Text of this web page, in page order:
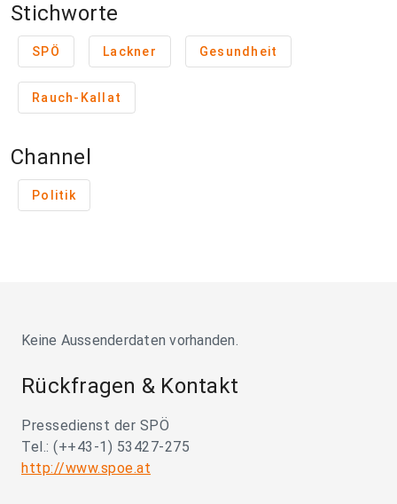
Stichworte
SPÖ Lackner Gesundheit
Rauch-Kallat
Channel
Politik
Keine Aussenderdaten vorhanden.
Rückfragen & Kontakt
Pressedienst der SPÖ
Tel.: (++43-1) 53427-275
http://www.spoe.at